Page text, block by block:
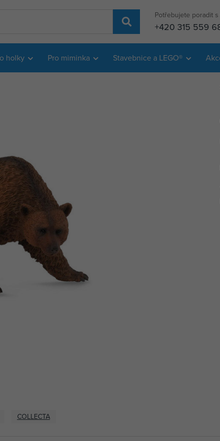
Potřebujete poradit
+420 315 559
holky Pro miminka Stavebnice a LEGO®
COLLECTA